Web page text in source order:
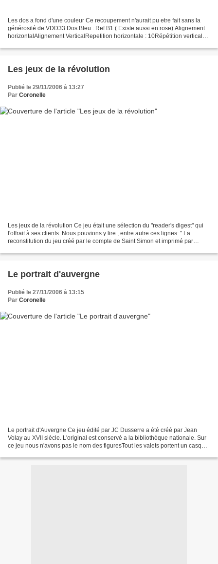
Les dos a fond d'une couleur Ce recoupement n'aurait pu etre fait sans la
générosité de VDD33 Dos Bleu : Ref B1 ( Existe aussi en rose) Alignement
horizontalAlignement VerticalRepetition horizontale : 10Répétition verticale :
Les jeux de la révolution
Publié le 29/11/2006 à 13:27
Par Coronelle
Les jeux de la révolution Ce jeu était une sélection du "reader's digest" qui
l'offrait à ses clients. Nous pouvions y lire , entre autre ces lignes: " La
reconstitution du jeu créé par le compte de Saint Simon et imprimé par
Le portrait d'auvergne
Publié le 27/11/2006 à 13:15
Par Coronelle
Le portrait d'Auvergne Ce jeu édité par JC Dusserre a été créé par Jean
Volay au XVII siècle. L'original est conservé a la bibliothèque nationale. Sur
ce jeu nous n'avons pas le nom des figuresTout les valets portent un casque